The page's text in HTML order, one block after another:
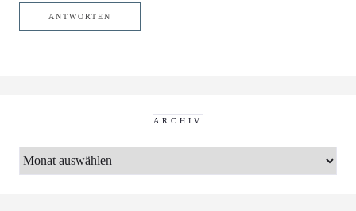
ANTWORTEN
ARCHIV
ARCHIV